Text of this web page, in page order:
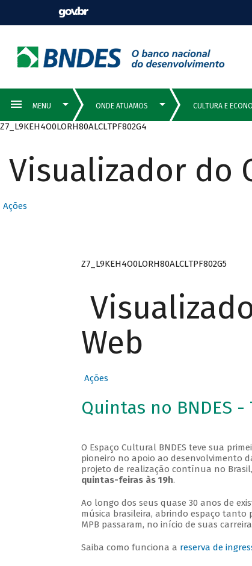
Z7_L9KEH4O0LORH80ALCLTPF802G4
Visualizador do
Ações
Z7_L9KEH4O0LORH80ALCLTPF802G5
Web
Ações
Quintas no BNDES -
O Espaço Cultural BNDES teve sua
pioneiro no apoio ao desenvolvimento
projeto de realização contínua no
quintas-feiras às 19h.
Ao longo dos seus quase 30 anos de
música brasileira, abrindo espaço
MPB passaram, no início de suas
Saiba como funciona a reserva de